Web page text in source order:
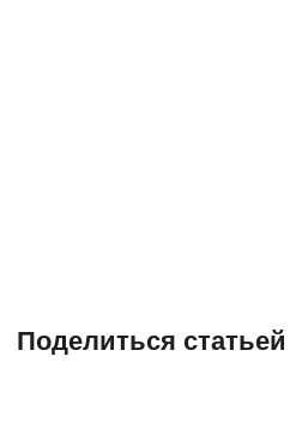
Поделиться статьей